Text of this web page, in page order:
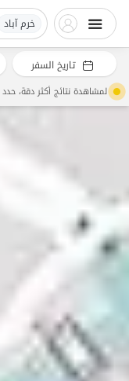
خرم آباد
تاريخ السفر
لمشاهدة نتائج أكثر دقة، حدد